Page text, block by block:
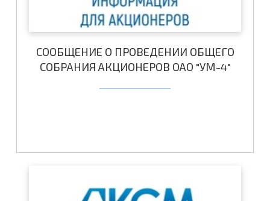
СООБЩЕНИЕ О ПРОВЕДЕНИИ ОБЩЕГО
СОБРАНИЯ АКЦИОНЕРОВ ОАО "УМ-4"